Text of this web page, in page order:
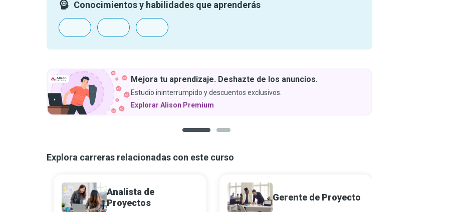
Conocimientos y habilidades que aprenderás
Mejora tu aprendizaje. Deshazte de los anuncios.
Estudio ininterrumpido y descuentos exclusivos.
Explorar Alison Premium
Explora carreras relacionadas con este curso
Analista de
Proyectos
Gerente de Proyecto